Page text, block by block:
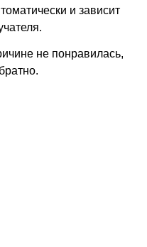
и зависит
не понравилась,